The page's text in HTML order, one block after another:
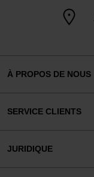
À PROPOS DE NOUS
SERVICE CLIENTS
JURIDIQUE